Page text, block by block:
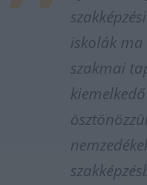
iskolák ma
szakmai